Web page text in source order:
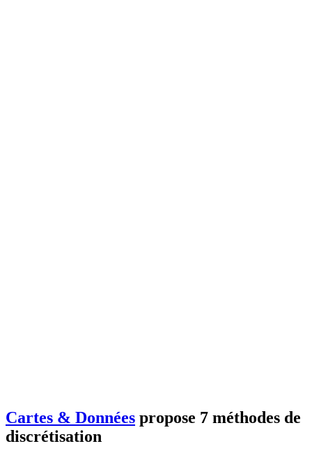
Cartes & Données propose 7 méthodes de
discrétisation